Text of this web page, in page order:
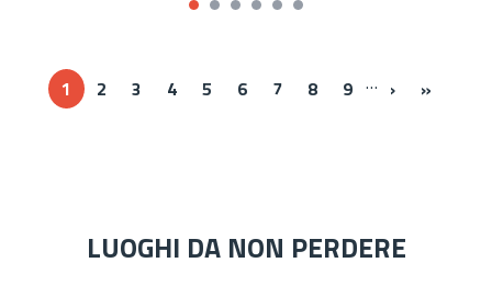
1 2 3 4 5 6 7 8 9 … ›Next ›
»Last »
LUOGHI DA NON PERDERE